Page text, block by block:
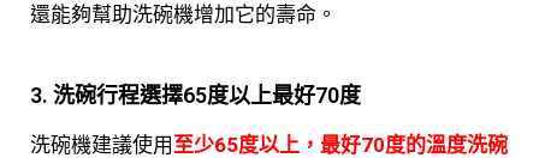
還能夠幫助洗碗機增加它的壽命。
3. 洗碗行程選擇65度以上最好70度
洗碗機建議使用至少65度以上，最好70度的溫度洗碗